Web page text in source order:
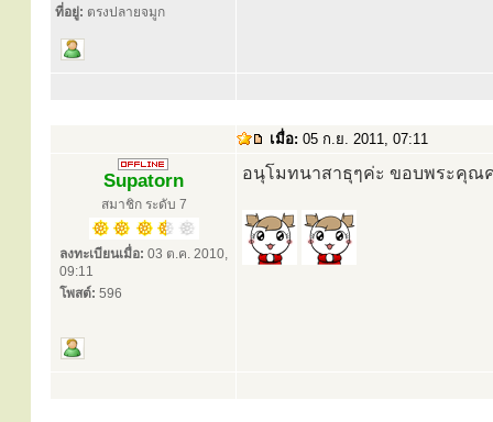
ที่อยู่: ตรงปลายจมูก
เมื่อ: 05 ก.ย. 2011, 07:11
Supatorn
สมาชิก ระดับ 7
ลงทะเบียนเมื่อ: 03 ต.ค. 2010,
09:11
โพสต์: 596
อนุโมทนาสาธุๆค่ะ ขอบพระคุณ